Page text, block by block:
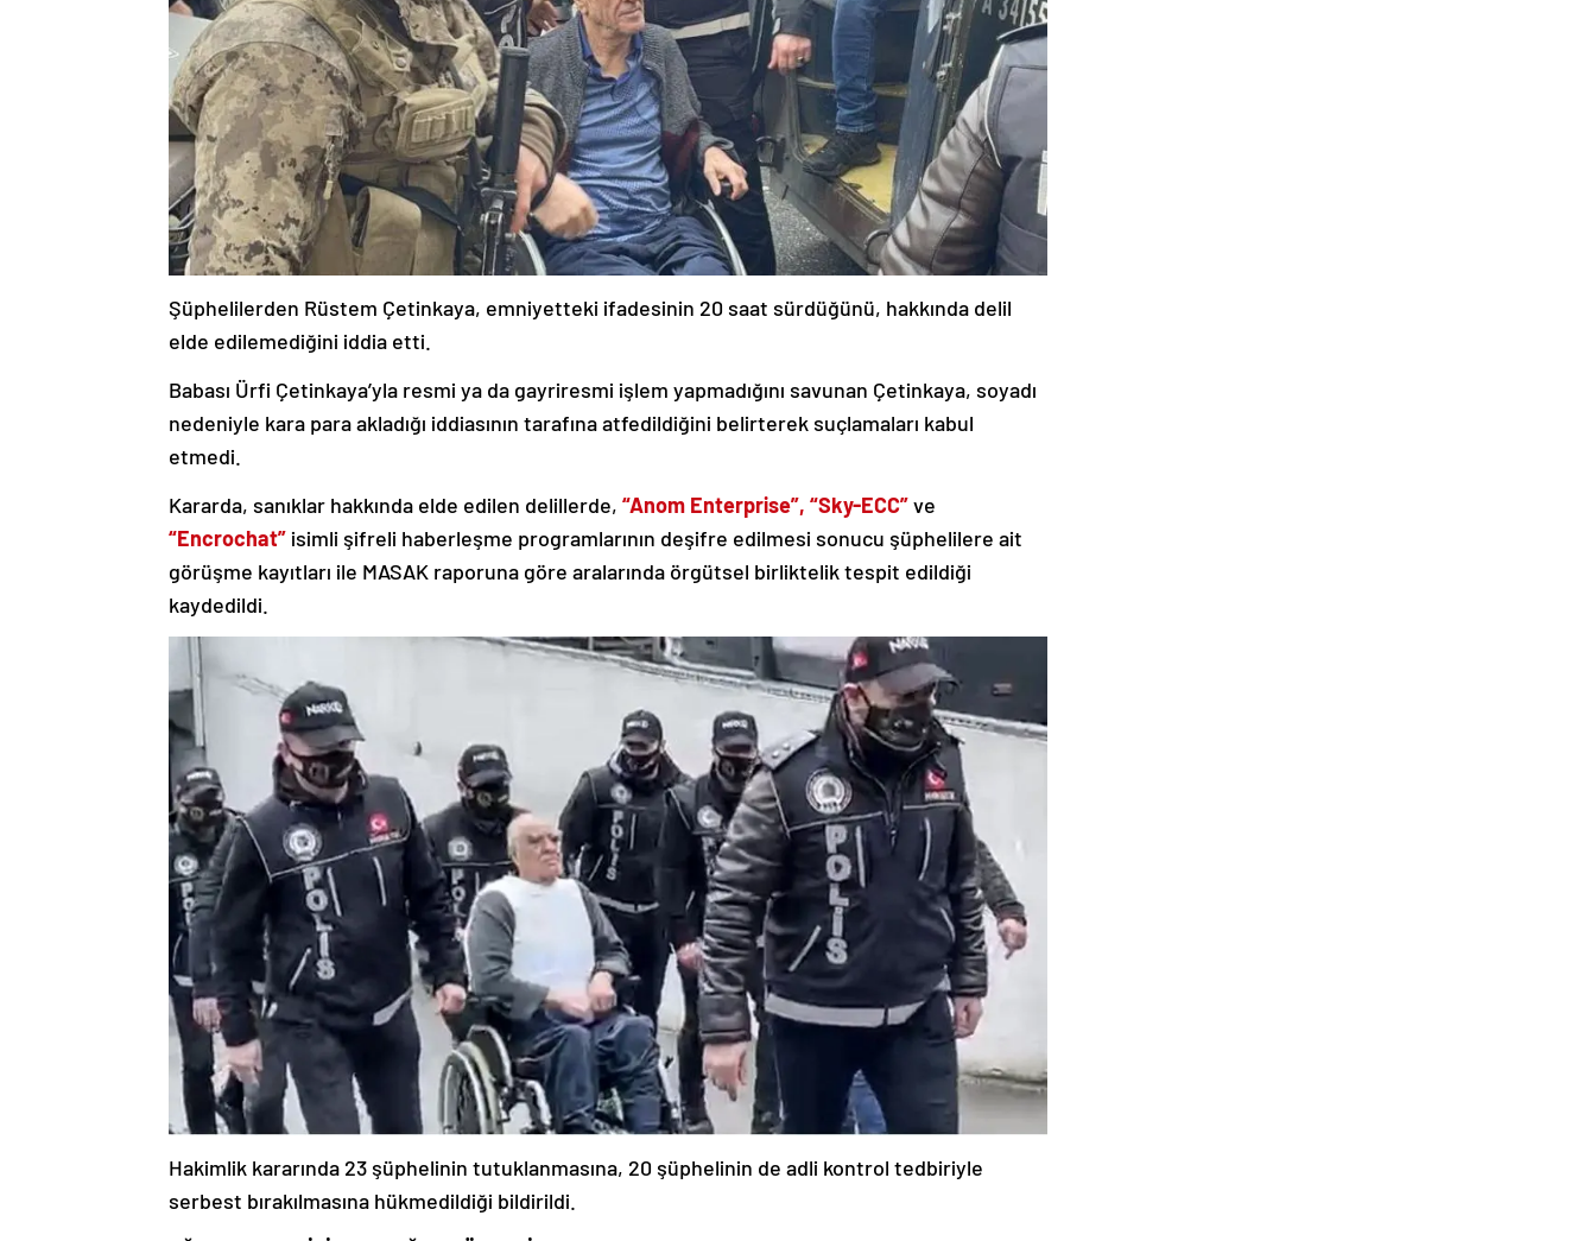
Şüphelilerden Rüstem Çetinkaya, emniyetteki ifadesinin 20 saat sürdüğünü, hakkında delil
elde edilemediğini iddia etti.
Babası Ürfi Çetinkaya’yla resmi ya da gayriresmi işlem yapmadığını savunan Çetinkaya, soyadı
nedeniyle kara para akladığı iddiasının tarafına atfedildiğini belirterek suçlamaları kabul
etmedi.
Kararda, sanıklar hakkında elde edilen delillerde, “Anom Enterprise”, “Sky-ECC”ve
“Encrochat” isimli şifreli haberleşme programlarının deşifre edilmesi sonucu şüphelilere ait
görüşme kayıtları ile MASAK raporuna göre aralarında örgütsel birliktelik tespit edildiği
kaydedildi.
Hakimlik kararında 23 şüphelinin tutuklanmasına, 20 şüphelinin de adli kontrol tedbiriyle
serbest bırakılmasına hükmedildiği bildirildi.